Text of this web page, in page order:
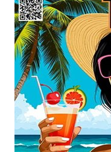
Музыка
drakon-
55
52
Trance,
Electro